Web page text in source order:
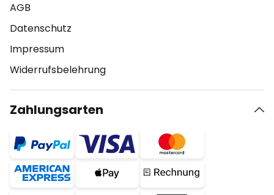
AGB
Datenschutz
Impressum
Widerrufsbelehrung
Zahlungsarten